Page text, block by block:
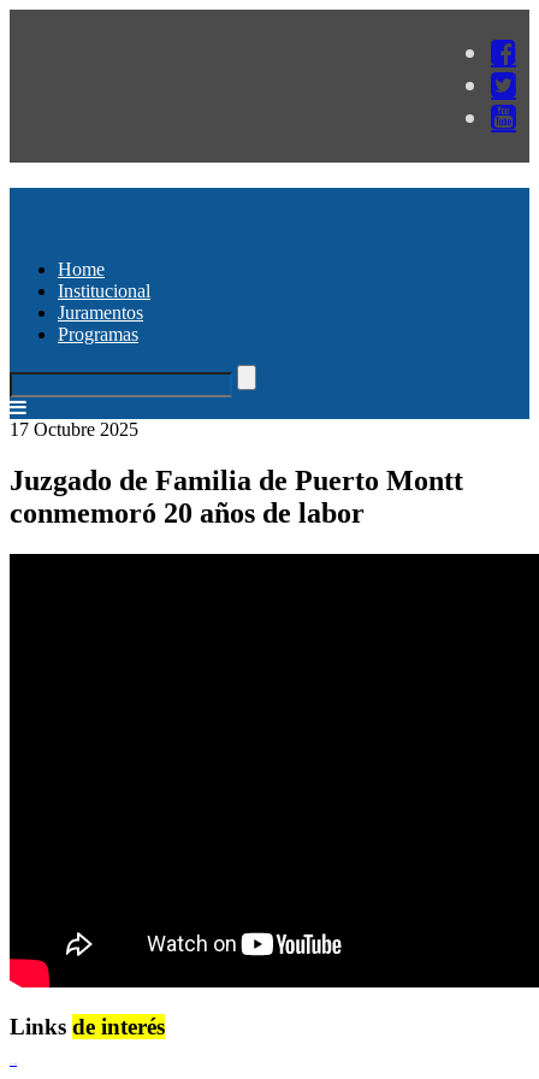
Home
Institucional
Juramentos
Programas
17 Octubre 2025
Juzgado de Familia de Puerto Montt
conmemoró 20 años de labor
Links de interés